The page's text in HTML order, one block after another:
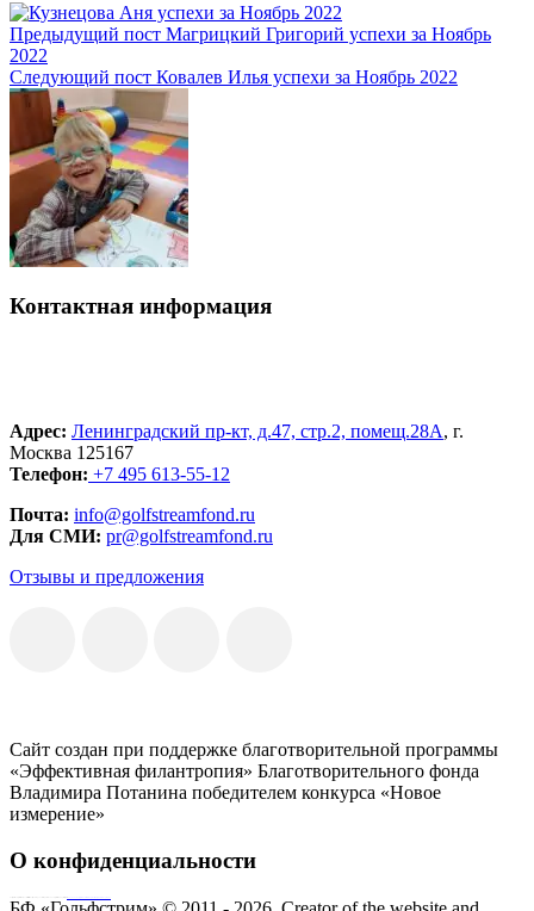
Предыдущий пост Магрицкий Григорий успехи за Ноябрь
2022
Следующий пост Ковалев Илья успехи за Ноябрь 2022
Контактная информация
Адрес: Ленинградский пр-кт, д.47, стр.2, помещ.28А, г.
Москва 125167
Телефон: +7 495 613-55-12
Почта: info@golfstreamfond.ru
Для СМИ: pr@golfstreamfond.ru
Отзывы и предложения
Сайт создан при поддержке благотворительной программы
«Эффективная филантропия» Благотворительного фонда
Владимира Потанина победителем конкурса «Новое
измерение»
О конфиденциальности